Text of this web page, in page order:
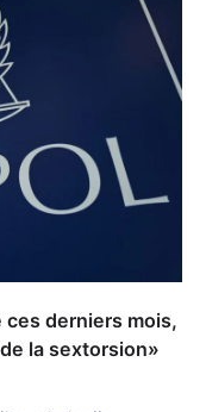
ces derniers mois,
la sextorsion»